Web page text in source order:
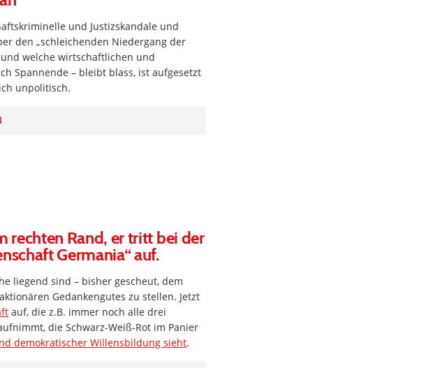
und Justizskandale und
den „schleichenden Niedergang der
welche wirtschaftlichen und
Spannende – bleibt blass, ist aufgesetzt
unpolitisch.
rechten Rand, er tritt bei der
Germania“ auf.
liegend sind – bisher gescheut, dem
Gedankengutes zu stellen. Jetzt
auf, die z.B. immer noch alle drei
die Schwarz-Weiß-Rot im Panier
demokratischer Willensbildung sieht.